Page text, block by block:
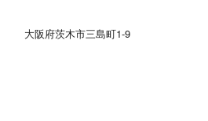
大阪府茨木市三島町1-9